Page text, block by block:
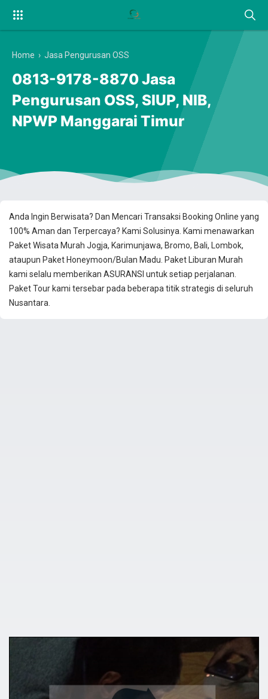
Anda Ingin Berwisata? Dan Mencari Transaksi Booking Online yang
100% Aman dan Terpercaya? Kami Solusinya. Kami menawarkan
Paket Wisata Murah Jogja, Karimunjawa, Bromo, Bali, Lombok,
ataupun Paket Honeymoon/Bulan Madu. Paket Liburan Murah
kami selalu memberikan ASURANSI untuk setiap perjalanan.
Paket Tour kami tersebar pada beberapa titik strategis di seluruh
Nusantara.
Home › Jasa Pengurusan OSS
0813-9178-8870 Jasa
Pengurusan OSS, SIUP, NIB,
NPWP Manggarai Timur